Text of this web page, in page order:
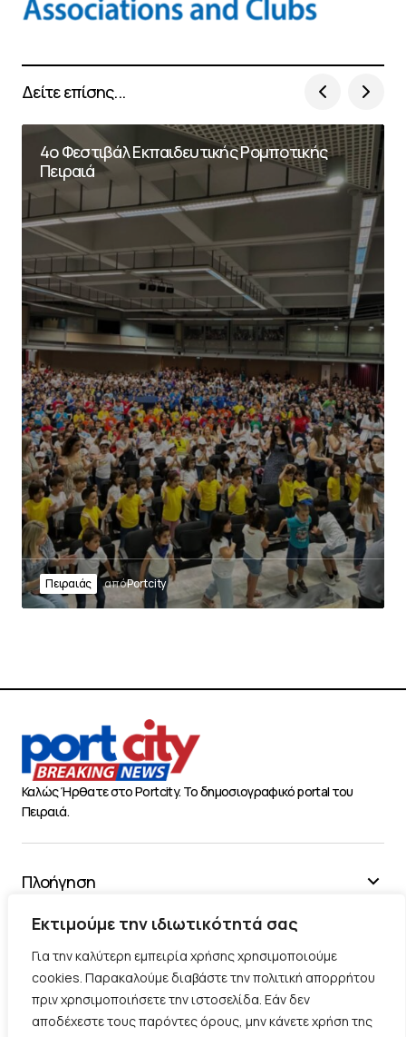
Εκτιμούμε την ιδιωτικότητά σας
Για την καλύτερη εμπειρία χρήσης χρησιμοποιούμε
cookies. Παρακαλούμε διαβάστε την πολιτική απορρήτου
πριν χρησιμοποιήσετε την ιστοσελίδα. Εάν δεν
αποδέχεστε τους παρόντες όρους, μην κάνετε χρήση της
Δείτε επίσης...
4ο Φεστιβάλ Εκπαιδευτικής Ρομποτικής
Πειραιά
Πειραιάς απόPortcity
Καλώς Ήρθατε στο Portcity. Το δημοσιογραφικό portal του
Πειραιά.
Πλοήγηση
Χρήσιμα
Διάφορα
Ακολουθήστε μας